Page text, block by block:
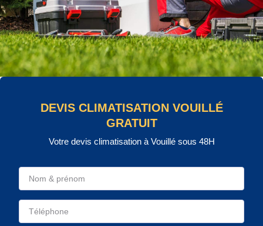
DEVIS CLIMATISATION VOUILLÉ
GRATUIT
Votre devis climatisation à Vouillé sous 48H